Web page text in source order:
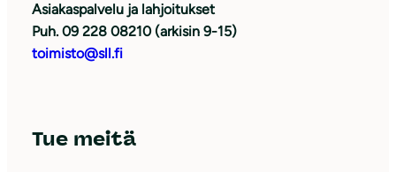
Asiakaspalvelu ja lahjoitukset
Puh. 09 228 08210 (arkisin 9-15)
toimisto@sll.fi
Tue meitä